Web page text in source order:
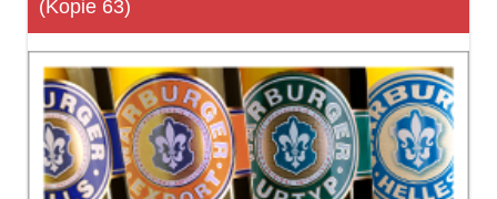
(Kopie 63)